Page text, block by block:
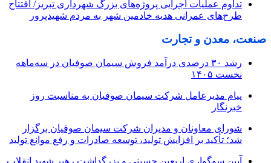
تداوم عملیات اجرایی پروژه‌های بزرگ شهرداری تبریز/ افتتاح
طرح‌های عمرانی هدیه خادمین شهر به مردم شهیدپرور
صنعت، معدن و تجارت
رشد ۳۰ درصدی درآمد فروش سیمان صوفیان در سه‌ماهه
نخست ۱۴۰۵
پیام مدیرعامل شرکت سیمان صوفیان به مناسبت روز
خبرنگار
شورای معاونان و مدیران شرکت سیمان صوفیان برگزار
شد؛ تأکید بر افزایش تولید، توسعه صادرات و رفع موانع تولید